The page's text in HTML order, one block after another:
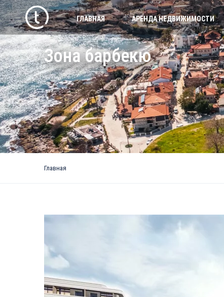
ГЛАВНАЯ АРЕНДА НЕДВИЖИМОСТИ
Зона барбекю
Главная